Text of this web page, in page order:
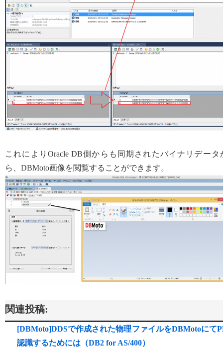
これによりOracle DB側からも同期されたバイナリデータ
ら、DBMoto画像を閲覧することができます。
関連投稿:
[DBMoto]DDSで作成された物理ファイルをDBMotoにて
認識するためには（DB2 for AS/400）